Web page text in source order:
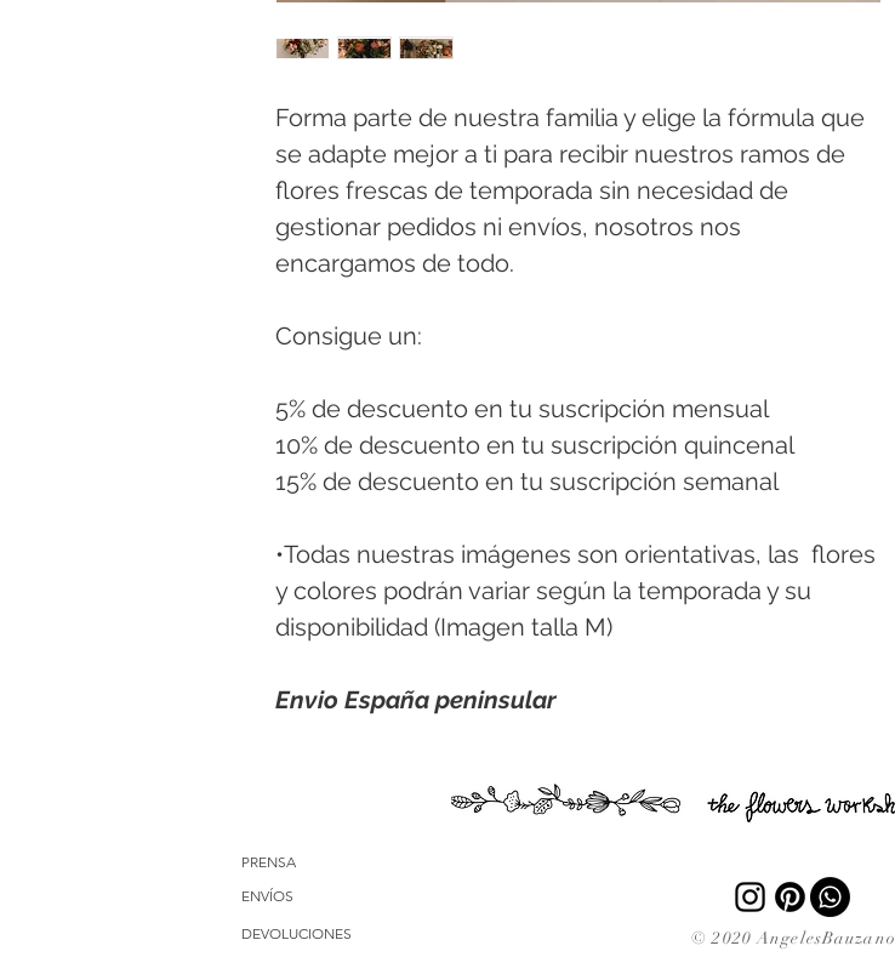
Forma parte de nuestra familia y elige la fórmula que
se adapte mejor a ti para recibir nuestros ramos de
flores frescas de temporada sin necesidad de
gestionar pedidos ni envíos, nosotros nos
encargamos de todo.
Consigue un:
5% de descuento en tu suscripción mensual
10% de descuento en tu suscripción quincenal
15% de descuento en tu suscripción semanal
•Todas nuestras imágenes son orientativas, las  flores
y colores podrán variar según la temporada y su
disponibilidad (Imagen talla M)
Envio España peninsular
PRENSA
ENVÍOS
DEVOLUCIONES © 2020 AngelesBauzano